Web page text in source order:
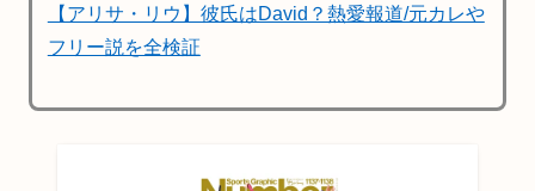
【アリサ・リウ】彼氏はDavid？熱愛報道/元カレや
フリー説を全検証